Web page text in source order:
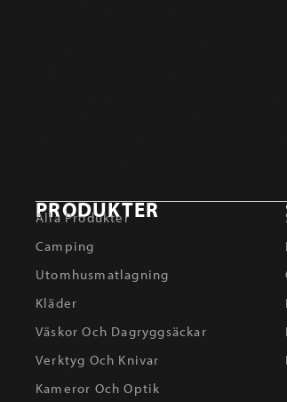
PRODUKTER
Alla Produkter
Camping
Utomhusmatlagning
Kläder
Väskor Och Dagryggsäckar
Verktyg Och Knivar
Kameror Och Optik